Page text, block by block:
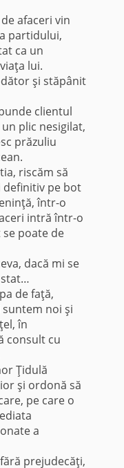
afaceri vin
partidului,
ca un
lui.
şi stăpânit
clientul
plic nesigilat,
prăzuliu
riscăm să
definitiv pe bot
într-o
intră într-o
poate de
dacă mi se
stat…
de faţă,
noi şi
în
consult cu
Ţidulă
şi ordonă să
pe care o
a
prejudecăţi,